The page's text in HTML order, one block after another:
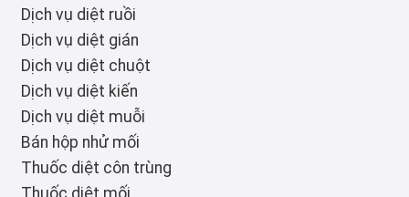
Dịch vụ diệt ruồi
Dịch vụ diệt gián
Dịch vụ diệt chuột
Dịch vụ diệt kiến
Dịch vụ diệt muỗi
Bán hộp nhử mối
Thuốc diệt côn trùng
Thuốc diệt mối